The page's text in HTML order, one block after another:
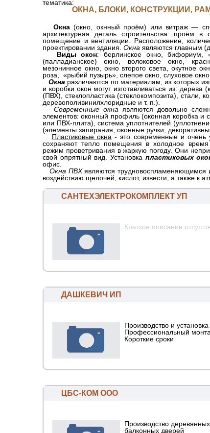
тематика:
ОКНА, БЛОКИ, КОНСТРУКЦИИ,
Окна (окно, окнный проём) или витраж —
архитектурная деталь строительства: проём
помещение и вентиляции. Расположение,
проектировании здания. Окна являются главным
Виды окон: берлинское окно, бифориум,
(палладианское) окно, волоковое окно,
мезонинное окно, окно второго света, окутное
роза, «рыбий пузырь», слепое окно, слуховое
Окна различаются по материалам, из которых
и коробки окон могут изготавливаться из:
(ПВХ), стеклопластика (стеклокомпозита), стали,
деревополивинилхлоридные и т. п.).
Современные окна являются довольно
элементов: оконный профиль (оконная коробка и
или ПВХ-плита), система уплотнителей
(элементы запирания, оконные ручки,
Пластиковые окна - это современные и очень
сохраняют тепло помещения в холодное
режим проветривания в жаркую погоду. Они
свой опрятный вид. Установка пластиковых
офис.
Окна ПВХявляются трудновоспламеняющимся
воздействию щелочей, кислот, извести, а также к
САНТЕХЭЛЕКТРОКОМПЛЕКТ УП
Краткое описание
ДАШКЕВИЧ ИП
Производство и
Профессиональный
Короткие сроки
ЦБС-КОМ ООО
Производство
балконных дверей